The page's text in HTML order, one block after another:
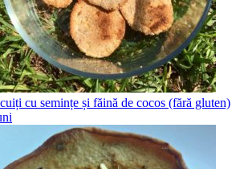
cu semințe și făină de cocos (fără gluten)